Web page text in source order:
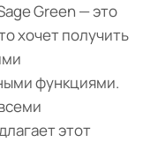
Green — это
хочет получить
функциями.
этот